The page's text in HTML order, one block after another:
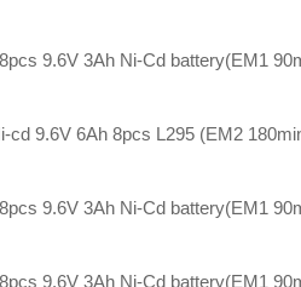
9.6V 3Ah Ni-Cd battery(EM1
cd 9.6V 6Ah 8pcs L295 (EM2
9.6V 3Ah Ni-Cd battery(EM1
9.6V 3Ah Ni-Cd battery(EM1